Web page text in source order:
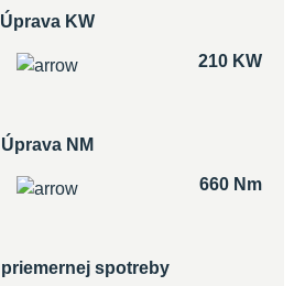
Úprava KW
210 KW
Úprava NM
660 Nm
spotreby